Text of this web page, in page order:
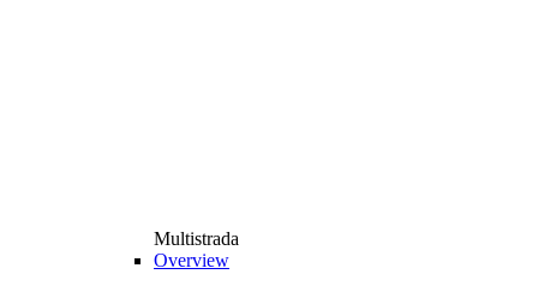
Multistrada
Overview